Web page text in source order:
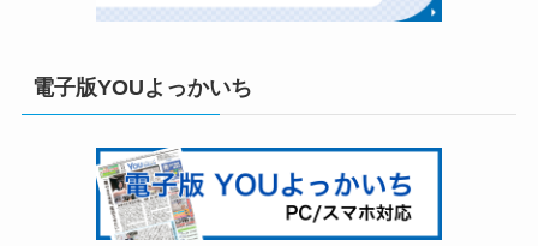
電子版YOUよっかいち